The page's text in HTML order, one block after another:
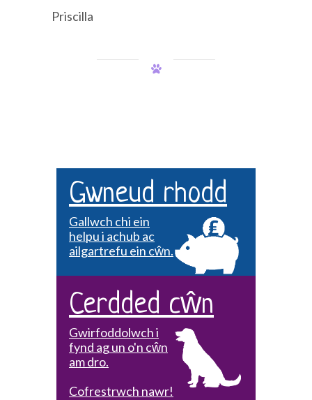
Priscilla
Gwneud rhodd
Gallwch chi ein
helpu i achub ac
ailgartrefu ein cŵn.
Cerdded cŵn
Gwirfoddolwch i
fynd ag un o'n cŵn
am dro.
Cofrestrwch nawr!